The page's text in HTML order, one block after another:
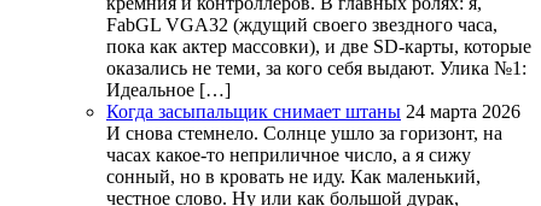
FabGL VGA32 (ждущий своего звездного часа,
пока как актер массовки), и две SD-карты, которые
оказались не теми, за кого себя выдают. Улика №1:
Идеальное […]
Когда засыпальщик снимает штаны 24 марта 2026
И снова стемнело. Солнце ушло за горизонт, на
часах какое-то неприличное число, а я сижу
сонный, но в кровать не иду. Как маленький,
честное слово. Ну или как большой дурак,